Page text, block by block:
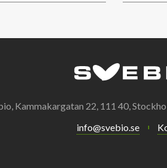
Kammakargatan 22, 111 40,
info@svebio.se